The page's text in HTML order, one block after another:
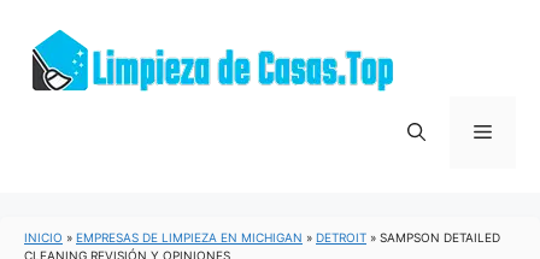
contenido
Menú
INICIO » EMPRESAS DE LIMPIEZA EN MICHIGAN » DETROIT » SAMPSON DETAILED
CLEANING REVISIÓN Y OPINIONES